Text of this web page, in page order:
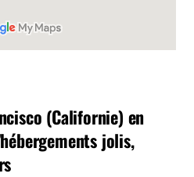
(Californie) en
jolis,